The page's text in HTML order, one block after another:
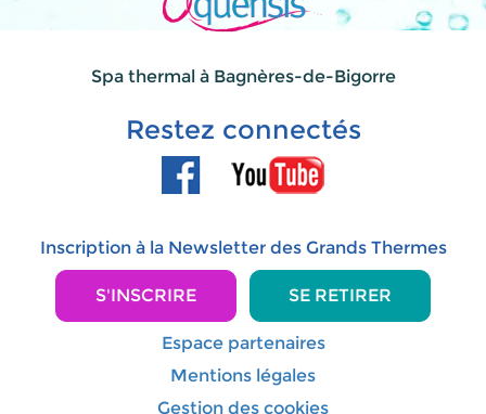
Spa thermal à Bagnères-de-Bigorre
Restez connectés
Inscription à la Newsletter des Grands Thermes
S'INSCRIRE SE RETIRER
Espace partenaires
Mentions légales
Gestion des cookies